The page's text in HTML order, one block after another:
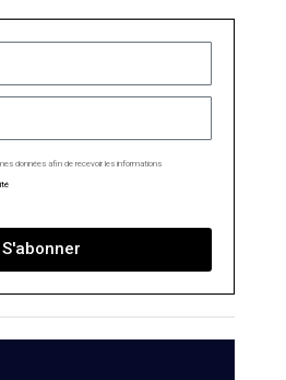
données afin de recevoir les informations
S'abonner